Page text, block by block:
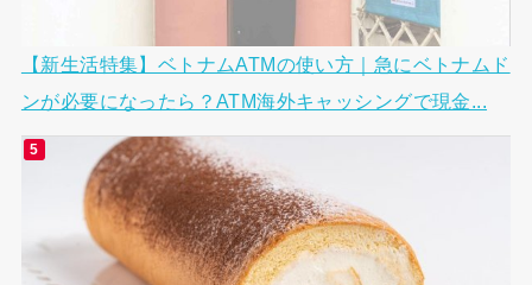
【新生活特集】ベトナムATMの使い方｜急にベトナムド
ンが必要になったら？ATM海外キャッシングで現金...